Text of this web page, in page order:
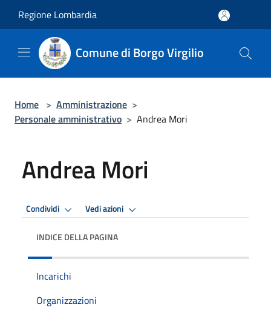
Regione Lombardia
Comune di Borgo Virgilio
Home > Amministrazione >
Personale amministrativo > Andrea Mori
Andrea Mori
Condividi Vedi azioni
INDICE DELLA PAGINA
Incarichi
Organizzazioni